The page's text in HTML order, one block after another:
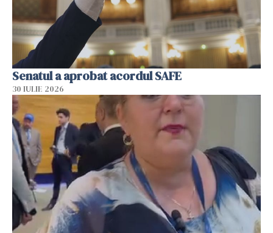
Senatul a aprobat acordul SAFE
30 IULIE 2026